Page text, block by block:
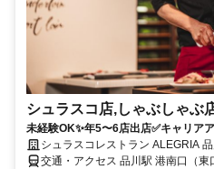
シュラスコ店,しゃぶしゃぶ
未経験OK✨年5〜6店出店✅キャリア
シュラスコレストラン ALEGRIA
交通・アクセス 品川駅 港南口（東